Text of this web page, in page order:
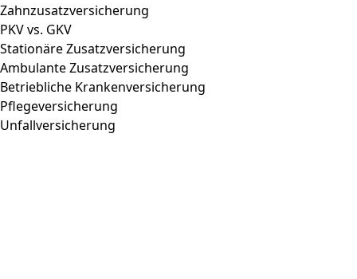
Zahnzusatzversicherung
PKV vs. GKV
Stationäre Zusatzversicherung
Ambulante Zusatzversicherung
Betriebliche Krankenversicherung
Pflegeversicherung
Unfallversicherung